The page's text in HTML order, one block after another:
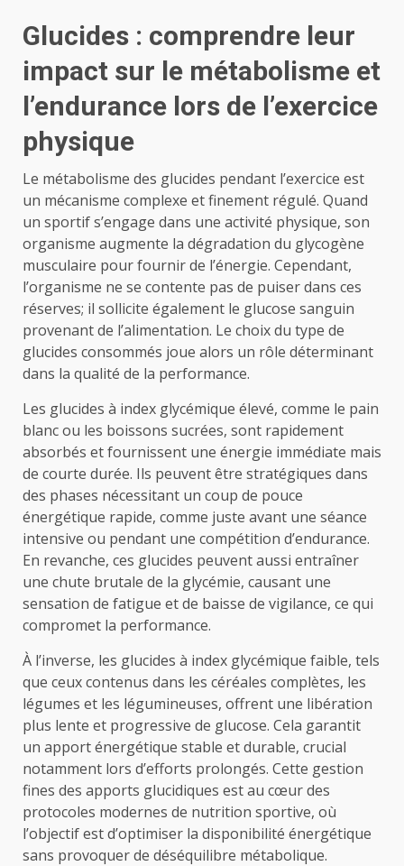
Glucides : comprendre leur
impact sur le métabolisme et
l’endurance lors de l’exercice
physique
Le métabolisme des glucides pendant l’exercice est
un mécanisme complexe et finement régulé. Quand
un sportif s’engage dans une activité physique, son
organisme augmente la dégradation du glycogène
musculaire pour fournir de l’énergie. Cependant,
l’organisme ne se contente pas de puiser dans ces
réserves; il sollicite également le glucose sanguin
provenant de l’alimentation. Le choix du type de
glucides consommés joue alors un rôle déterminant
dans la qualité de la performance.
Les glucides à index glycémique élevé, comme le pain
blanc ou les boissons sucrées, sont rapidement
absorbés et fournissent une énergie immédiate mais
de courte durée. Ils peuvent être stratégiques dans
des phases nécessitant un coup de pouce
énergétique rapide, comme juste avant une séance
intensive ou pendant une compétition d’endurance.
En revanche, ces glucides peuvent aussi entraîner
une chute brutale de la glycémie, causant une
sensation de fatigue et de baisse de vigilance, ce qui
compromet la performance.
À l’inverse, les glucides à index glycémique faible, tels
que ceux contenus dans les céréales complètes, les
légumes et les légumineuses, offrent une libération
plus lente et progressive de glucose. Cela garantit
un apport énergétique stable et durable, crucial
notamment lors d’efforts prolongés. Cette gestion
fines des apports glucidiques est au cœur des
protocoles modernes de nutrition sportive, où
l’objectif est d’optimiser la disponibilité énergétique
sans provoquer de déséquilibre métabolique.